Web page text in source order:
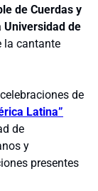
de Cuerdas y
Universidad de
la cantante
de
Latina”
de
y
presentes